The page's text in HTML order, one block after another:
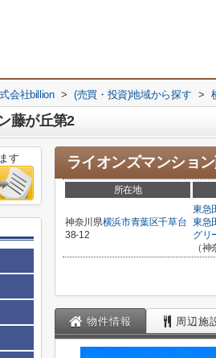
会社billion > (売買・投資)地域から探す >
藤が丘第2
ライオンズマンショ
所在地
神奈川県横浜市青葉区千草台
38-12
東急
東急
グリ
（
物件情報 周辺施
す